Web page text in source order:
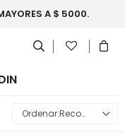
A $ 5000.
Recomendados